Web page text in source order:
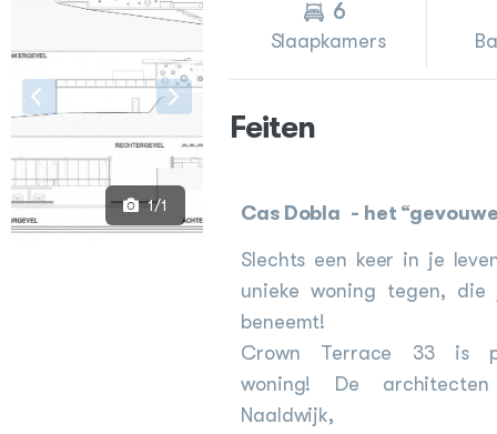
1/1
6
Slaapkamers
Feiten
Cas Dobla - het
Slechts een keer in je
unieke woning tegen,
beneemt!
Crown Terrace 33 is
woning! De
Naaldwijk,